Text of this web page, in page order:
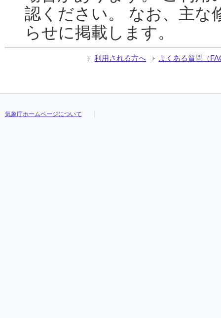
認ください。 なお、主な
らせに掲載します。
利用される方へ よくある質問（
気象庁ホームページについて